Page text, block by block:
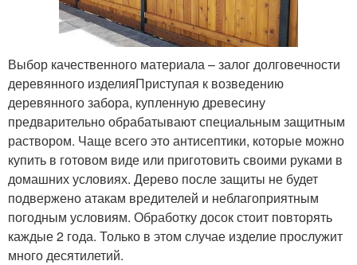
Выбор качественного материала – залог долговечности
деревянного изделияПриступая к возведению
деревянного забора, купленную древесину
предварительно обрабатывают специальным защитным
раствором. Чаще всего это антисептики, которые можно
купить в готовом виде или приготовить своими руками в
домашних условиях. Дерево после защиты не будет
подвержено атакам вредителей и неблагоприятным
погодным условиям. Обработку досок стоит повторять
каждые 2 года. Только в этом случае изделие прослужит
много десятилетий.